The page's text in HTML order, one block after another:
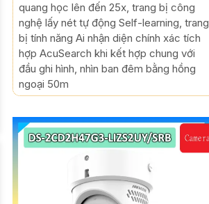
quang học lên đến 25x, trang bị công
nghệ lấy nét tự động Self-learning, trang
bị tính năng Ai nhận diện chính xác tích
hợp AcuSearch khi kết hợp chung với
đầu ghi hình, nhìn ban đêm bằng hồng
ngoại 50m